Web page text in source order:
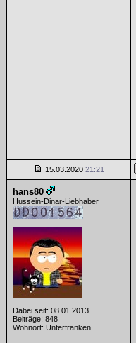
15.03.2020 21:21
hans80
Hussein-Dinar-Liebhaber
Dabei seit: 08.01.2013
Beiträge: 848
Wohnort: Unterfranken